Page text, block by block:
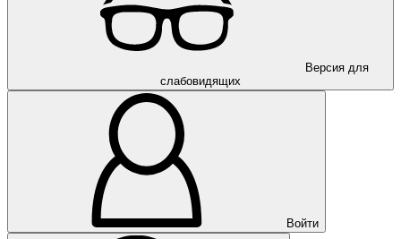
Версия для
слабовидящих
Войти